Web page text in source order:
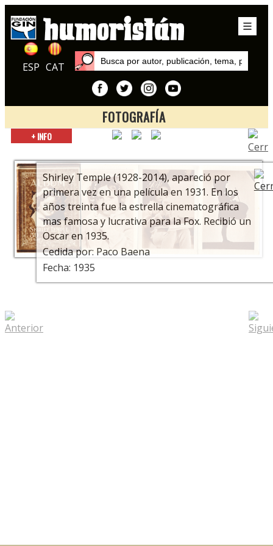
ESP CAT
FOTOGRAFÍA
Inicio
Los tebeos de cine
+ INFO
Shirley Temple (1928-2014), apareció por
primera vez en una película en 1931. En los
años treinta fue la estrella cinematográfica
mas famosa y lucrativa para la Fox. Recibió un
Oscar en 1935.
Cedida por: Paco Baena
Fecha: 1935